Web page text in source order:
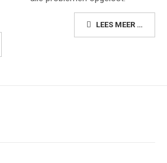
LEES MEER …